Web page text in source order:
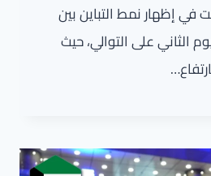
في إظهار نمط التباين بين
الثاني على التوالي، حيث